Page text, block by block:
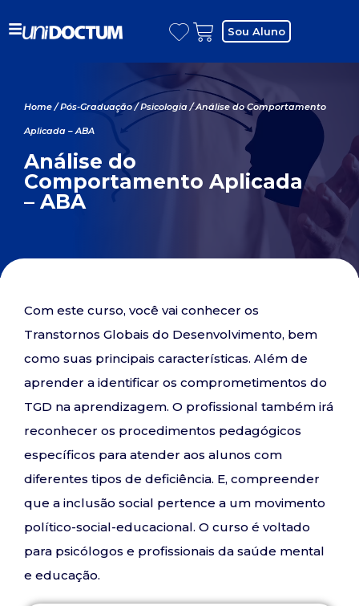
Sou Aluno
Home/Pós-Graduação/Psicologia/ Análise do Comportamento
Aplicada – ABA
Análise do
Comportamento Aplicada
– ABA
Com este curso, você vai conhecer os
Transtornos Globais do Desenvolvimento, bem
como suas principais características. Além de
aprender a identificar os comprometimentos do
TGD na aprendizagem. O profissional também irá
reconhecer os procedimentos pedagógicos
específicos para atender aos alunos com
diferentes tipos de deficiência. E, compreender
que a inclusão social pertence a um movimento
político-social-educacional. O curso é voltado
para psicólogos e profissionais da saúde mental
e educação.